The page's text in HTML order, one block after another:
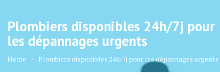
Plombiers disponibles 24h/7j pour
les dépannages urgents
Home Plombiers disponibles 24h/7j pour les dépannages urgents